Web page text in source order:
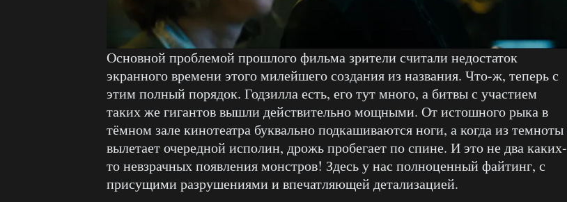
Основной проблемой прошлого фильма зрители считали недостаток
экранного времени этого милейшего создания из названия. Что-ж, теперь с
этим полный порядок. Годзилла есть, его тут много, а битвы с участием
таких же гигантов вышли действительно мощными. От истошного рыка в
тёмном зале кинотеатра буквально подкашиваются ноги, а когда из темноты
вылетает очередной исполин, дрожь пробегает по спине. И это не два каких-
то невзрачных появления монстров! Здесь у нас полноценный файтинг, с
присущими разрушениями и впечатляющей детализацией.